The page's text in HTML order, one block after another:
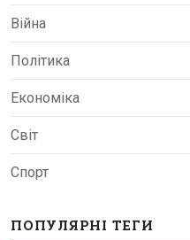
Війна
Політика
Економіка
Світ
Спорт
ПОПУЛЯРНІ ТЕГИ